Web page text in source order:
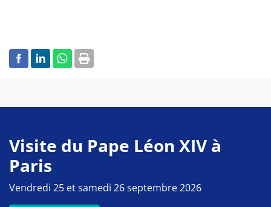
Visite du Pape Léon XIV à
Paris
Vendredi 25 et samedi 26 septembre 2026